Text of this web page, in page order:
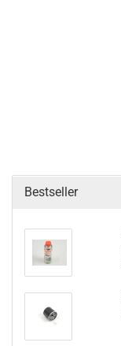
Bestseller